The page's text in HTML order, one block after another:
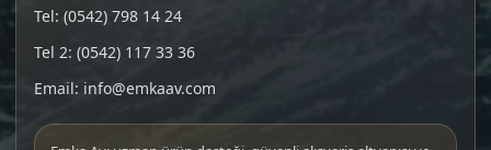
Tel: (0542) 798 14 24
Tel 2: (0542) 117 33 36
Email: info@emkaav.com